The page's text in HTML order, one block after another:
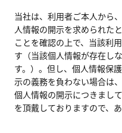
当社は、利用者ご本人から
人情報の開示を求められた
ことを確認の上で、当該利
す（当該個人情報が存在し
す。）。但し、個人情報保
示の義務を負わない場合は
個人情報の開示につきまし
を頂戴しておりますので、